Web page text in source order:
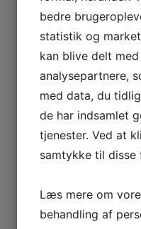
GRATIS
PÅ
100%
ELLERS
bedre
statistik og
kan blive delt
analysepartnere,
med data, du
de har indsamlet
tjenester. Ved at
samtykke til disse
Læs mere om
behandling af